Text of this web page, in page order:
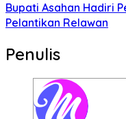
Bupati Asahan Hadiri
Pelantikan Relawan
Penulis